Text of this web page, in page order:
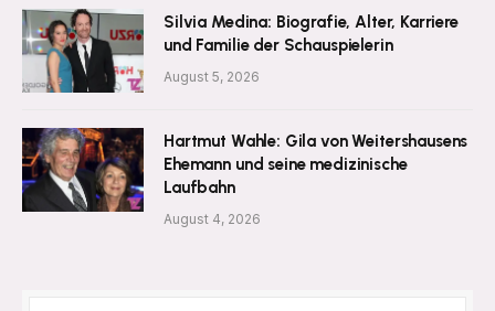
Silvia Medina: Biografie, Alter, Karriere
und Familie der Schauspielerin
August 5, 2026
Hartmut Wahle: Gila von Weitershausens
Ehemann und seine medizinische
Laufbahn
August 4, 2026